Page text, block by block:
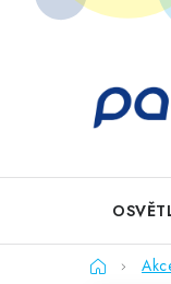
Přejít
Domů